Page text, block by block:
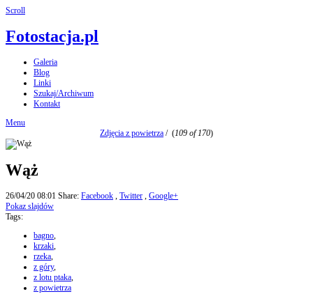
Scroll
Fotostacja.pl
Galeria
Blog
Linki
Szukaj/Archiwum
Kontakt
Menu
Zdjęcia z powietrza / (109 of 170)
Wąż
26/04/20 08:01 Share: Facebook , Twitter , Google+
Pokaz slajdów
Tags:
bagno,
krzaki,
rzeka,
z góry,
z lotu ptaka,
z powietrza